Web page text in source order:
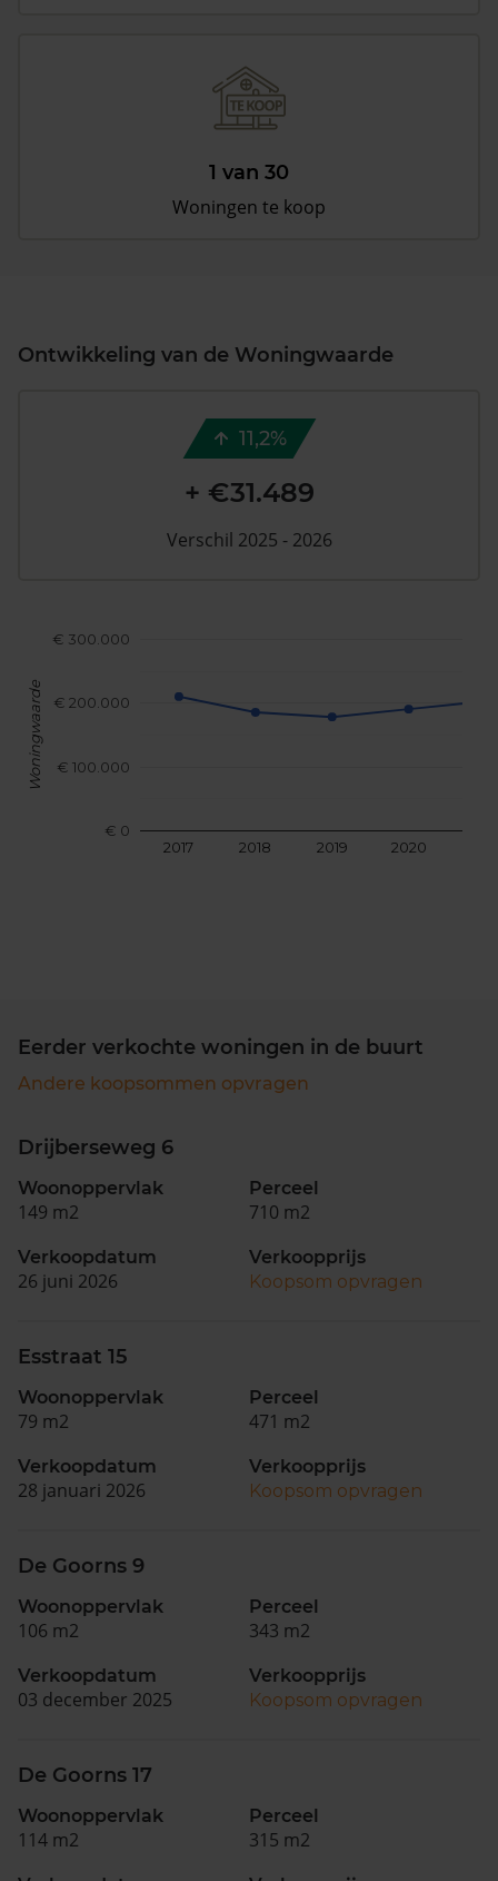
1 van 30
Woningen te koop
Ontwikkeling van de Woningwaarde
2017 2018 2019 2020
€ 0
€ 100.000
€ 200.000
€ 300.000
Woningwaarde
11,2%
+ €31.489
Verschil 2025 - 2026
Eerder verkochte woningen in de buurt
Andere koopsommen opvragen
Drijberseweg 6
Woonoppervlak
149 m2
Perceel
710 m2
Verkoopdatum
26 juni 2026
Verkoopprijs
Koopsom opvragen
Esstraat 15
Woonoppervlak
79 m2
Perceel
471 m2
Verkoopdatum
28 januari 2026
Verkoopprijs
Koopsom opvragen
De Goorns 9
Woonoppervlak
106 m2
Perceel
343 m2
Verkoopdatum
03 december 2025
Verkoopprijs
Koopsom opvragen
De Goorns 17
Woonoppervlak
114 m2
Perceel
315 m2